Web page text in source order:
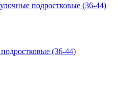
подростковые (36-44)
(36-44)